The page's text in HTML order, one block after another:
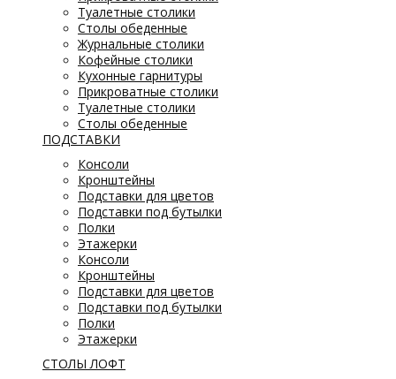
Туалетные столики
Столы обеденные
Журнальные столики
Кофейные столики
Кухонные гарнитуры
Прикроватные столики
Туалетные столики
Столы обеденные
ПОДСТАВКИ
Консоли
Кронштейны
Подставки для цветов
Подставки под бутылки
Полки
Этажерки
Консоли
Кронштейны
Подставки для цветов
Подставки под бутылки
Полки
Этажерки
СТОЛЫ ЛОФТ